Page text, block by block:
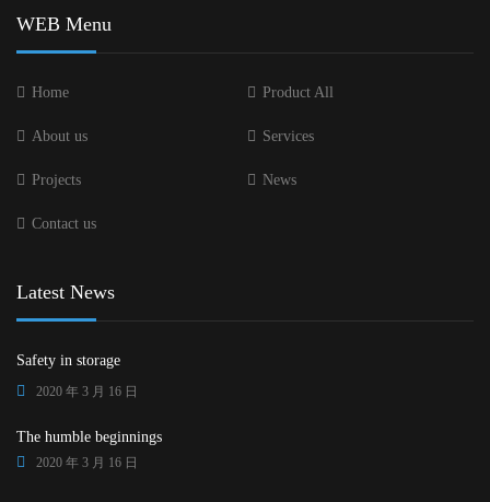
WEB Menu
Home Product All
About us Services
Projects News
Contact us
Latest News
Safety in storage
2020 年 3 月 16 日
The humble beginnings
2020 年 3 月 16 日